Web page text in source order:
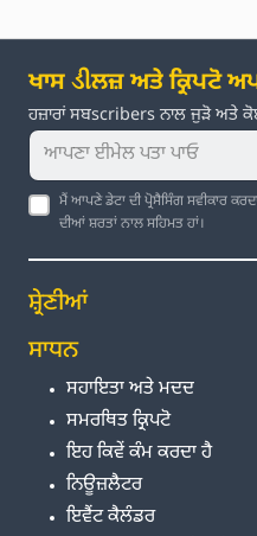
ਖਾਸ ડીਲਜ਼ ਅਤੇ ਕ੍ਰਿਪਟੋ
ਹਜ਼ਾਰਾਂ ਸਬscribers ਨਾਲ ਜੁੜੋ ਅਤੇ
ਮੈਂ ਆਪਣੇ ਡੇਟਾ ਦੀ ਪ੍ਰੋਸੈਸਿੰਗ ਸਵੀਕਾਰ
ਦੀਆਂ ਸ਼ਰਤਾਂ ਨਾਲ ਸਹਿਮਤ ਹਾਂ।
ਸ਼੍ਰੇਣੀਆਂ
ਸਾਧਨ
ਸਹਾਇਤਾ ਅਤੇ ਮਦਦ
ਸਮਰਥਿਤ ਕ੍ਰਿਪਟੋ
ਇਹ ਕਿਵੇਂ ਕੰਮ ਕਰਦਾ ਹੈ
ਨਿਊਜ਼ਲੈਟਰ
ਇਵੈਂਟ ਕੈਲੰਡਰ